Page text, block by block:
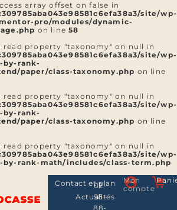
array offset on false in
site/wp-
pro/modules/dynamic-
on line58
property "taxonomy" on null in
site/wp-
by-rank-
paper/class-taxonomy.php on line
property "taxonomy" on null in
site/wp-
by-rank-
paper/class-taxonomy.php on line
property "taxonomy" on null in
site/wp-
rank-math/includes/class-term.php
Contact et plan
Actualités
02-
98-
88-
Mon
compte